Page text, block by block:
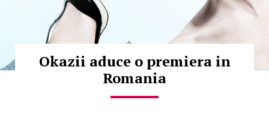
Okazii aduce o premiera in
Romania